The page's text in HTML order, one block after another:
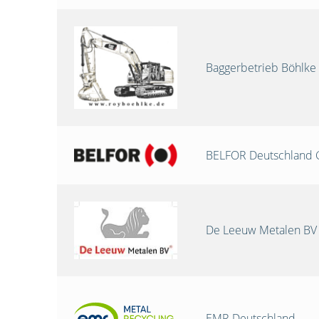
Baggerbetrieb Böhlke
BELFOR Deutschland
De Leeuw Metalen BV